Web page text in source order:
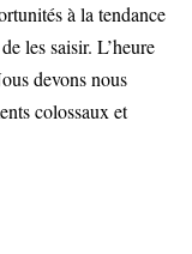
à la tendance
les saisir. L’heure
devons nous
colossaux et